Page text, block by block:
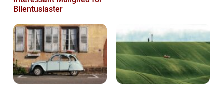
Bilentusiaster